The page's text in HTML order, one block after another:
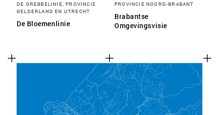
DE GREBBELINIE, PROVINCIE
GELDERLAND EN UTRECHT
De Bloemenlinie
PROVINCIE NOORD-BRABANT
Brabantse
Omgevingsvisie